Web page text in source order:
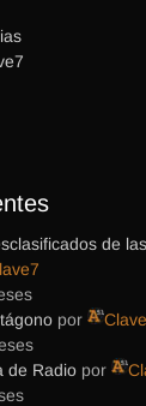
de
por
de Radio por